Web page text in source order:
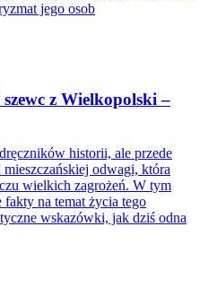
jego osob
z Wielkopolski –
historii, ale przede
odwagi, która
wielkich zagrożeń. W tym
na temat życia tego
wskazówki, jak dziś odna